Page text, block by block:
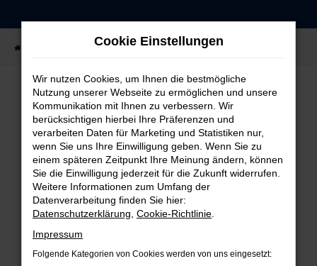
Zum
springen
Fahrzeugangebote Fahrzeug-Showroom
FEHLER: NETWORK ERROR
Beim Laden ist ein Fehler aufgetreten.
Hier sind ein paar Tipps, die dir helfen können:
Überprüfe deine Firewall und deine
Internetverbindung.
Suchmaschine?
Cookie Einstellungen
Wir nutzen Cookies, um Ihnen die bestmögliche
Nutzung unserer Webseite zu ermöglichen und unsere
Kommunikation mit Ihnen zu verbessern. Wir
berücksichtigen hierbei Ihre Präferenzen und
verarbeiten Daten für Marketing und Statistiken nur,
wenn Sie uns Ihre Einwilligung geben. Wenn Sie zu
einem späteren Zeitpunkt Ihre Meinung ändern, können
Sie die Einwilligung jederzeit für die Zukunft widerrufen.
Weitere Informationen zum Umfang der
Datenverarbeitung finden Sie hier:
Datenschutzerklärung Cookie-Richtlinie
Impressum
Folgende Kategorien von Cookies werden von uns eingesetzt: